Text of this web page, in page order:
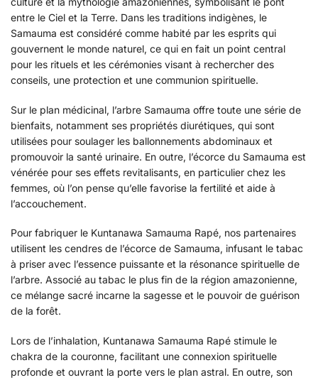
entre le Ciel et la Terre. Dans les traditions indigènes, le
Samauma est considéré comme habité par les esprits qui
gouvernent le monde naturel, ce qui en fait un point central
pour les rituels et les cérémonies visant à rechercher des
conseils, une protection et une communion spirituelle.
Sur le plan médicinal, l’arbre Samauma offre toute une série de
bienfaits, notamment ses propriétés diurétiques, qui sont
utilisées pour soulager les ballonnements abdominaux et
promouvoir la santé urinaire. En outre, l’écorce du Samauma est
vénérée pour ses effets revitalisants, en particulier chez les
femmes, où l’on pense qu’elle favorise la fertilité et aide à
l’accouchement.
Pour fabriquer le Kuntanawa Samauma Rapé, nos partenaires
utilisent les cendres de l’écorce de Samauma, infusant le tabac
à priser avec l’essence puissante et la résonance spirituelle de
l’arbre. Associé au tabac le plus fin de la région amazonienne,
ce mélange sacré incarne la sagesse et le pouvoir de guérison
de la forêt.
Lors de l’inhalation, Kuntanawa Samauma Rapé stimule le
chakra de la couronne, facilitant une connexion spirituelle
profonde et ouvrant la porte vers le plan astral. En outre, son